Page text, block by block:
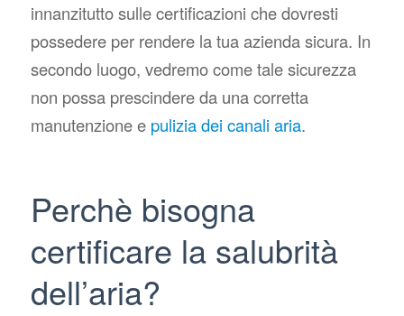
innanzitutto sulle certificazioni che dovresti
possedere per rendere la tua azienda sicura. In
secondo luogo, vedremo come tale sicurezza
non possa prescindere da una corretta
manutenzione e pulizia dei canali aria.
Perchè bisogna
certificare la salubrità
dell’aria?